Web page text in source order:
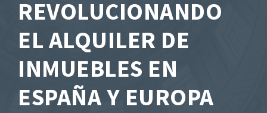
REVOLUCIONANDO
EL ALQUILER DE
INMUEBLES EN
ESPAÑA Y EUROPA